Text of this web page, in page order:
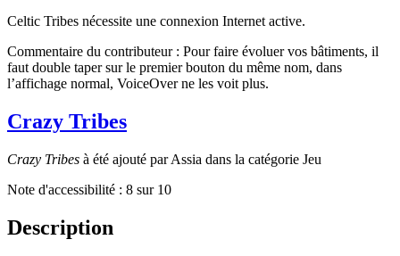
Celtic Tribes nécessite une connexion Internet active.
Commentaire du contributeur : Pour faire évoluer vos bâtiments, il
faut double taper sur le premier bouton du même nom, dans
l’affichage normal, VoiceOver ne les voit plus.
Crazy Tribes
Crazy Tribes à été ajouté par Assia dans la catégorie Jeu
Note d'accessibilité : 8 sur 10
Description